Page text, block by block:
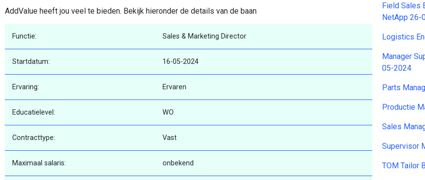
AddValue heeft jou veel te bieden. Bekijk hieronder de details van de baan
Functie: Sales & Marketing Director
Startdatum: 16-05-2024
Ervaring: Ervaren
Educatielevel: WO
Contracttype: Vast
Maximaal salaris: onbekend
Field Sales
NetApp 26-
Logistics
Manager
05-2024
Parts
Productie
Sales
Supervisor
TOM Tailor